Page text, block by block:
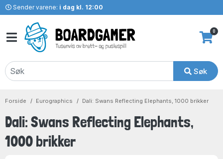
Sender varene: i dag kl. 12:00
Søk
0
Forside Eurographics Dali: Swans Reflecting Elephants, 1000 brikker
Dali: Swans Reflecting Elephants,
1000 brikker